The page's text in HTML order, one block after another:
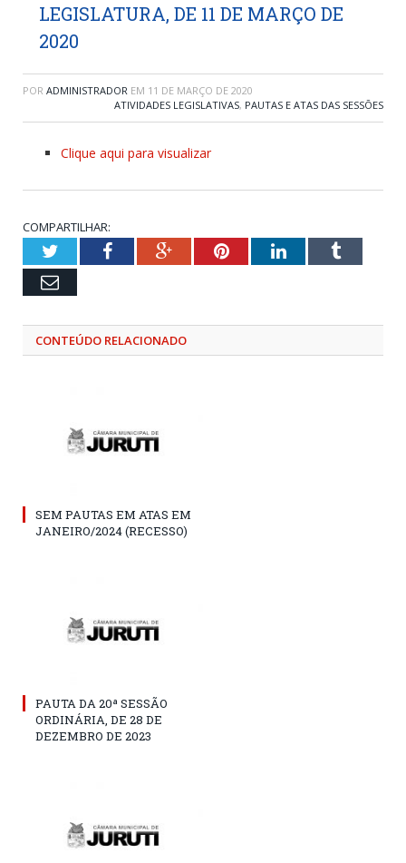
LEGISLATURA, DE 11 DE MARÇO DE
2020
POR ADMINISTRADOR EM 11 DE MARÇO DE 2020
ATIVIDADES LEGISLATIVAS, PAUTAS E ATAS DAS SESSÕES
Clique aqui para visualizar
COMPARTILHAR:
TwitterFacebookGoogle+PinterestLinkedInTumblr
Email
CONTEÚDO RELACIONADO
SEM PAUTAS EM ATAS EM
JANEIRO/2024 (RECESSO)
PAUTA DA 20ª SESSÃO
ORDINÁRIA, DE 28 DE
DEZEMBRO DE 2023